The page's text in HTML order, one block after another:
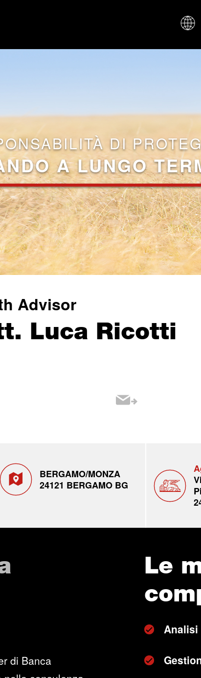
DI
A LUNGO
Advisor
Luca Ricotti
BERGAMO/MONZA
24121 BERGAMO BG
di Banca
Le
Analisi